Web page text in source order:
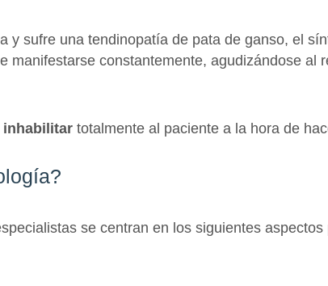
y sufre una tendinopatía de pata de ganso, el
manifestarse constantemente, agudizándose al
inhabilitar totalmente al paciente a la hora de
se centran en los siguientes